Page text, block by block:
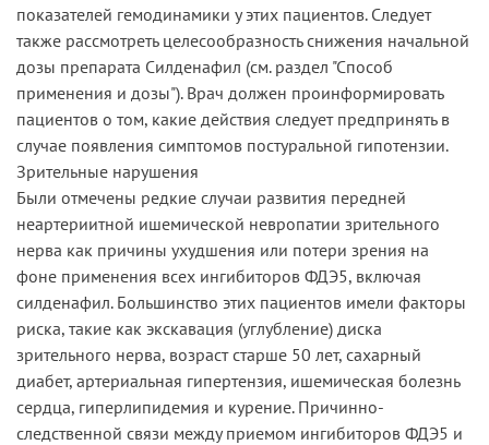
показателей гемодинамики у этих пациентов. Следует
также рассмотреть целесообразность снижения начальной
дозы препарата Силденафил (см. раздел "Способ
применения и дозы"). Врач должен проинформировать
пациентов о том, какие действия следует предпринять в
случае появления симптомов постуральной гипотензии.
Зрительные нарушения
Были отмечены редкие случаи развития передней
неартериитной ишемической невропатии зрительного
нерва как причины ухудшения или потери зрения на
фоне применения всех ингибиторов ФДЭ5, включая
силденафил. Большинство этих пациентов имели факторы
риска, такие как экскавация (углубление) диска
зрительного нерва, возраст старше 50 лет, сахарный
диабет, артериальная гипертензия, ишемическая болезнь
сердца, гиперлипидемия и курение. Причинно-
следственной связи между приемом ингибиторов ФДЭ5 и